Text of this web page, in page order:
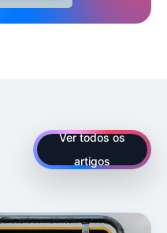
Ver todos os
artigos